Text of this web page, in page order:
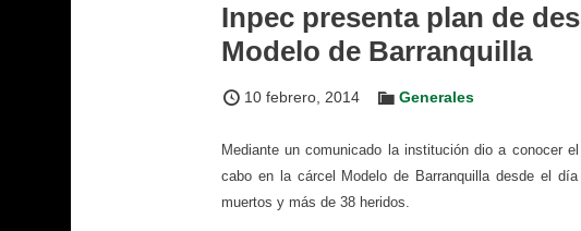
Inpec presenta plan de
Modelo de Barranquilla
10 febrero, 2014 Generales
Mediante un comunicado la institución dio a conocer
cabo en la cárcel Modelo de Barranquilla desde el
muertos y más de 38 heridos.